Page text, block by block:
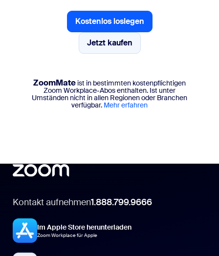
Kostenlos loslegen
Kostenlos loslegen
Jetzt kaufen
Jetzt kaufen
ZoomMate ist in bestimmten kostenpflichtigen
Zoom Workplace-Abos enthalten. Ist unter
Umständen nicht in allen Regionen oder Branchen
verfügbar. Mehr erfahren
Kontakt aufnehmen1.888.799.9666
Im Apple Store herunterladen
Zoom Workplace für Apple